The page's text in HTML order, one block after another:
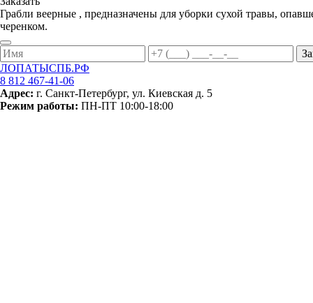
Грабли веерные , предназначены для уборки сухой травы,
черенком.
ЛОПАТЫСПБ.РФ
8 812 467-41-06
Адрес: г. Санкт-Петербург, ул. Киевская д. 5
Режим работы: ПН-ПТ 10:00-18:00